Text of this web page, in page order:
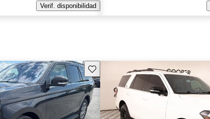
Verif. disponibilidad
Guarda este Aviso